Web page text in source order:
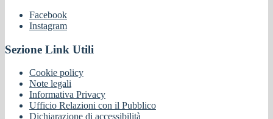
Facebook
Instagram
Sezione Link Utili
Cookie policy
Note legali
Informativa Privacy
Ufficio Relazioni con il Pubblico
Dichiarazione di accessibilità